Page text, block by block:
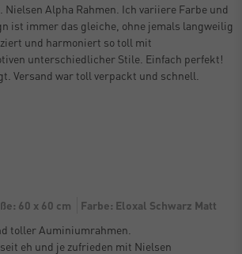
Nielsen Alpha Rahmen. Ich variiere Farbe und
ist immer das gleiche, ohne jemals langweilig
und harmoniert so toll mit
unterschiedlicher Stile. Einfach perfekt!
Versand war toll verpackt und schnell.
60 x 60 cm
Farbe: Eloxal Schwarz Matt
toller Auminiumrahmen.
eh und je zufrieden mit Nielsen